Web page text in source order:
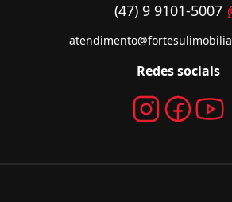
(47) 9 9101-5007
Redes sociais